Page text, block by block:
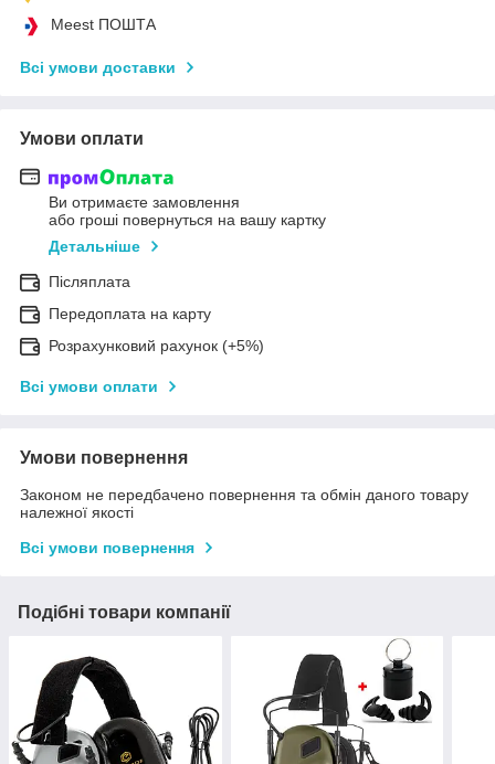
Meest ПОШТА
Всі умови доставки
Умови оплати
Ви отримаєте замовлення
або гроші повернуться на вашу картку
Детальніше
Післяплата
Передоплата на карту
Розрахунковий рахунок (+5%)
Всі умови оплати
Умови повернення
Законом не передбачено повернення та обмін даного товару
належної якості
Всі умови повернення
Подібні товари компанії